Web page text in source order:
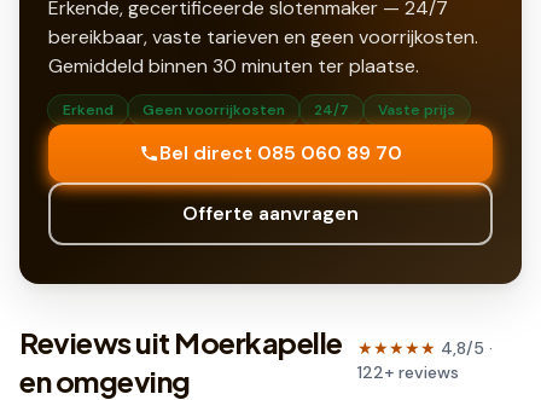
Erkende, gecertificeerde slotenmaker — 24/7
bereikbaar, vaste tarieven en geen voorrijkosten.
Gemiddeld binnen 30 minuten ter plaatse.
Erkend Geen voorrijkosten 24/7 Vaste prijs
Bel direct 085 060 89 70
Offerte aanvragen
Reviews uit Moerkapelle
en omgeving
★★★★★ 4,8/5 ·
122+reviews